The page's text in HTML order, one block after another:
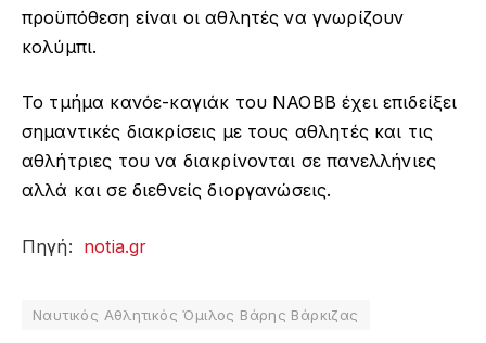
προϋπόθεση είναι οι αθλητές να γνωρίζουν
κολύμπι.
Το τμήμα κανόε-καγιάκ του ΝΑΟΒΒ έχει επιδείξει
σημαντικές διακρίσεις με τους αθλητές και τις
αθλήτριες του να διακρίνονται σε πανελλήνιες
αλλά και σε διεθνείς διοργανώσεις.
Πηγή: notia.gr
Ναυτικός Αθλητικός Όμιλος Βάρης Βάρκιζας